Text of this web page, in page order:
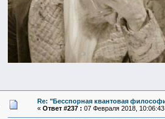
Re: "Бесспорная квантовая
« Ответ #237 : 07 Февраля 2018,